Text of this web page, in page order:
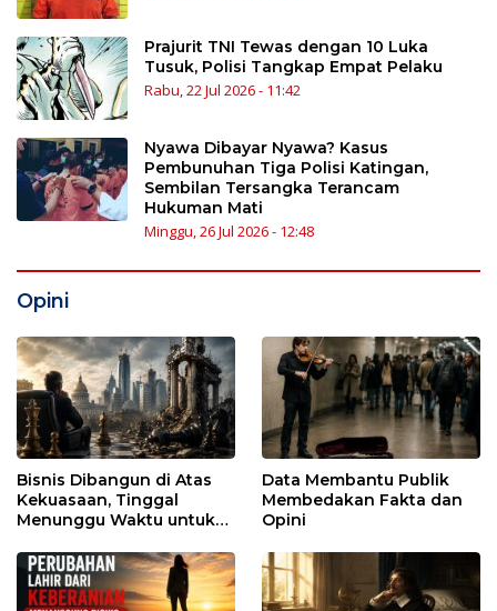
Prajurit TNI Tewas dengan 10 Luka
Tusuk, Polisi Tangkap Empat Pelaku
Rabu, 22 Jul 2026 - 11:42
Nyawa Dibayar Nyawa? Kasus
Pembunuhan Tiga Polisi Katingan,
Sembilan Tersangka Terancam
Hukuman Mati
Minggu, 26 Jul 2026 - 12:48
Opini
Bisnis Dibangun di Atas
Kekuasaan, Tinggal
Menunggu Waktu untuk
Data Membantu Publik
Membedakan Fakta dan
Opini